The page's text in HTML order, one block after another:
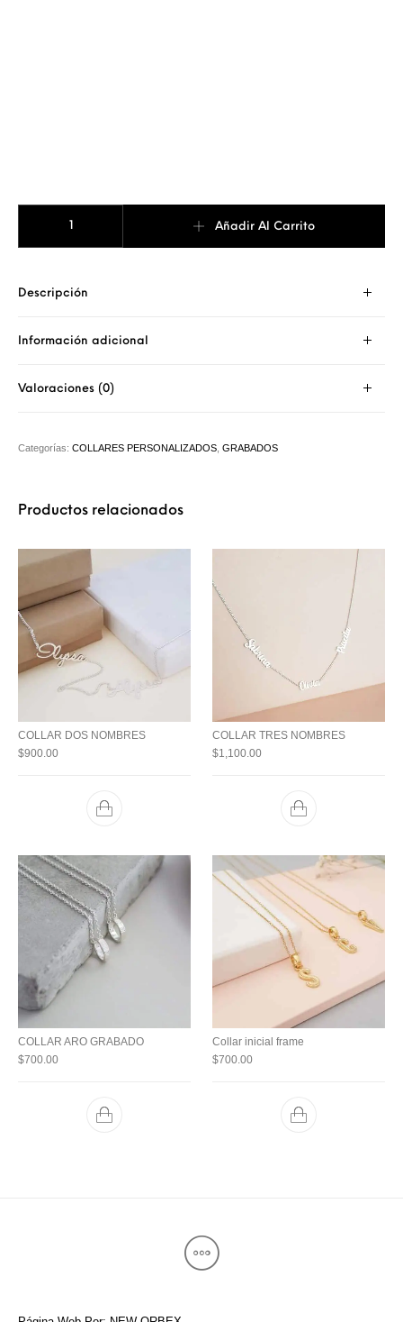
Añadir Al Carrito
Descripción
Información adicional
Valoraciones (0)
Categorías:COLLARES PERSONALIZADOS ,GRABADOS
Productos relacionados
COLLAR DOS NOMBRES
$900.00
COLLAR TRES NOMBRES
$1,100.00
COLLAR ARO GRABADO
$700.00
Collar inicial frame
$700.00